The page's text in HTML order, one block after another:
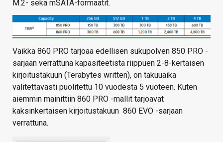
M.2- sekä mSATA-formaatit.
Vaikka 860 PRO tarjoaa edellisen sukupolven 850 PRO -
sarjaan verrattuna kapasiteetista riippuen 2-8-kertaisen
kirjoitustakuun (Terabytes written), on takuuaika
valitettavasti puolitettu 10 vuodesta 5 vuoteen. Kuten
aiemmin mainittiin 860 PRO -mallit tarjoavat
kaksinkertaisen kirjoitustakuun 860 EVO -sarjaan
verrattuna.